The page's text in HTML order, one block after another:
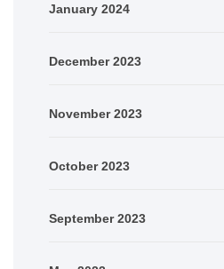
January 2024
December 2023
November 2023
October 2023
September 2023